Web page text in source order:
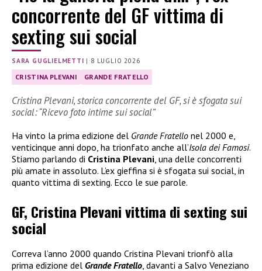
concorrente del GF vittima di
sexting sui social
SARA GUGLIELMETTI | 8 LUGLIO 2026
CRISTINA PLEVANI GRANDE FRATELLO
Cristina Plevani, storica concorrente del GF, si è sfogata sui
social: “Ricevo foto intime sui social”
Ha vinto la prima edizione del Grande Fratello nel 2000 e,
venticinque anni dopo, ha trionfato anche all’Isola dei Famosi.
Stiamo parlando di Cristina Plevani , una delle concorrenti
più amate in assoluto. L’ex gieffina si è sfogata sui social, in
quanto vittima di sexting. Ecco le sue parole.
GF, Cristina Plevani vittima di sexting sui
social
Correva l’anno 2000 quando Cristina Plevani trionfò alla
prima edizione del Grande Fratello , davanti a Salvo Veneziano